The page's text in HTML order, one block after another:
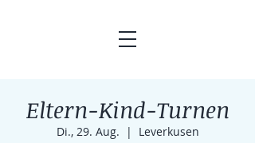
Eltern-Kind-Turnen
Di., 29. Aug.
  |
Leverkusen